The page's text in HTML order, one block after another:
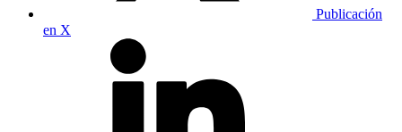
Publicación
en X